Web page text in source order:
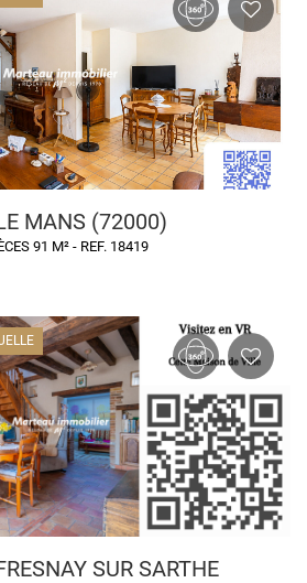
MANS (72000)
91 M² - REF. 18419
SUR SARTHE